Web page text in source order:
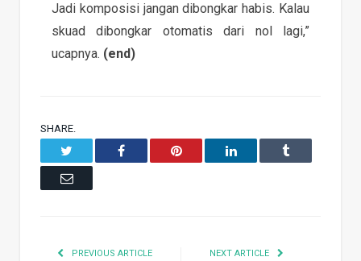
Jadi komposisi jangan dibongkar habis. Kalau
skuad dibongkar otomatis dari nol lagi,”
ucapnya. (end)
SHARE.
Facebook Pinterest LinkedIn Tumblr
Email
PREVIOUS ARTICLE NEXT ARTICLE